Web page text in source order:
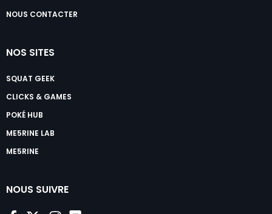
NOUS CONTACTER
NOS SITES
SQUAT GEEK
CLICKS & GAMES
POKÉ HUB
ME5RINE LAB
ME5RINE
NOUS SUIVRE